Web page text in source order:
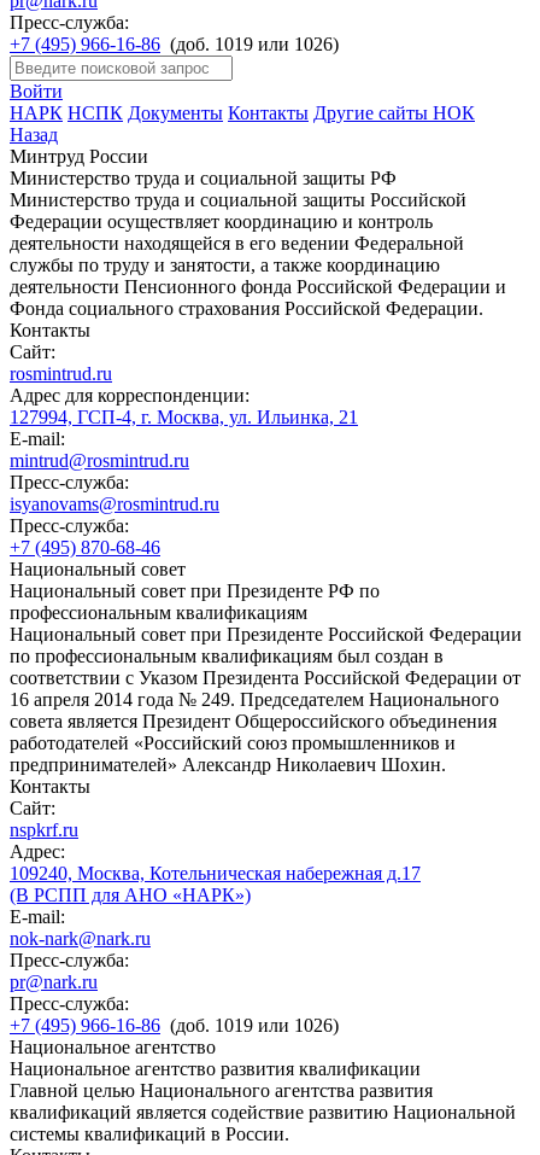
Пресс-служба:
+7 (495) 966-16-86 (доб. 1019 или 1026)
Войти
НАРК НСПК Документы Контакты Другие сайты НОК
Назад
Минтруд России
Министерство труда и социальной защиты РФ
Министерство труда и социальной защиты Российской
Федерации осуществляет координацию и контроль
деятельности находящейся в его ведении Федеральной
службы по труду и занятости, а также координацию
деятельности Пенсионного фонда Российской Федерации и
Фонда социального страхования Российской Федерации.
Контакты
Сайт:
rosmintrud.ru
Адрес для корреспонденции:
127994, ГСП-4, г. Москва, ул. Ильинка, 21
E-mail:
mintrud@rosmintrud.ru
Пресс-служба:
isyanovams@rosmintrud.ru
Пресс-служба:
+7 (495) 870-68-46
Национальный совет
Национальный совет при Президенте РФ по
профессиональным квалификациям
Национальный совет при Президенте Российской Федерации
по профессиональным квалификациям был создан в
соответствии с Указом Президента Российской Федерации от
16 апреля 2014 года № 249. Председателем Национального
совета является Президент Общероссийского объединения
работодателей «Российский союз промышленников и
предпринимателей» Александр Николаевич Шохин.
Контакты
Сайт:
nspkrf.ru
Адрес:
109240, Москва, Котельническая набережная д.17
(В РСПП для АНО «НАРК»)
E-mail:
nok-nark@nark.ru
Пресс-служба:
pr@nark.ru
Пресс-служба:
+7 (495) 966-16-86 (доб. 1019 или 1026)
Национальное агентство
Национальное агентство развития квалификации
Главной целью Национального агентства развития
квалификаций является содействие развитию Национальной
системы квалификаций в России.